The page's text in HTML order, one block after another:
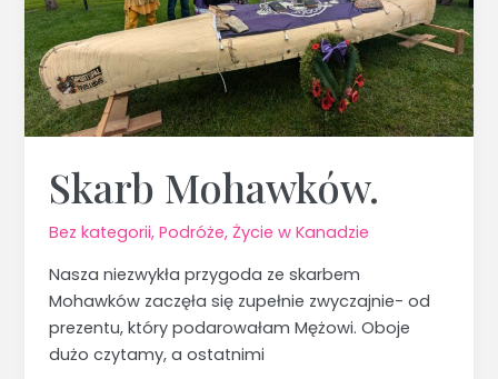
Skarb Mohawków.
Bez kategorii,Podróże,Życie w Kanadzie
Nasza niezwykła przygoda ze skarbem
Mohawków zaczęła się zupełnie zwyczajnie- od
prezentu, który podarowałam Mężowi. Oboje
dużo czytamy, a ostatnimi